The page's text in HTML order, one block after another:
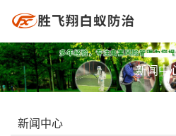
新闻中
新闻中心